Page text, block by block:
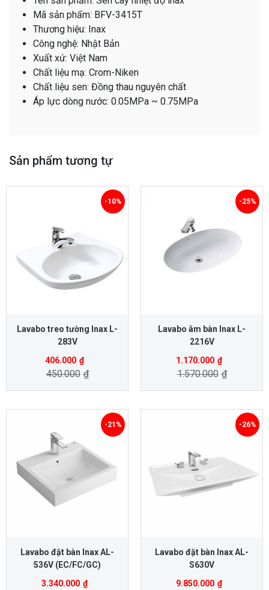
Mã sản phẩm: BFV-3415T
Thương hiệu: Inax
Công nghệ: Nhật Bản
Xuất xứ: Việt Nam
Chất liệu mạ: Crom-Niken
Chất liệu sen: Đồng thau nguyên chất
Áp lực dòng nước: 0.05MPa ~ 0.75MPa
Sản phẩm tương tự
Lavabo treo tường Inax L-
283V
406.000 ₫
450.000 ₫
-10%
Lavabo âm bàn Inax L-
2216V
1.170.000 ₫
1.570.000 ₫
-25%
Lavabo đặt bàn Inax AL-
536V (EC/FC/GC)
3.340.000 ₫
-21%
Lavabo đặt bàn Inax AL-
S630V
9.850.000 ₫
-26%